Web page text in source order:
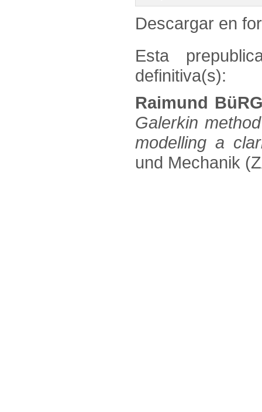
Descargar en
Esta
definitiva(s):
Raimund
Galerkin
modelling a
und Mechanik